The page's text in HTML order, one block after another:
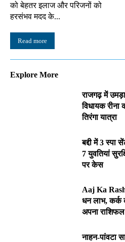
को बेहतर इलाज और परिजनों को
हरसंभव मदद के...
Read more
Explore More
राजगढ़ में
विधायक
तिरंगा यात्रा
बद्दी में 3 स्पा
7 युवतियां
पर केस
Aaj Ka
धन लाभ, कर्क
अपना राशिफल
नाहन-पांवटा